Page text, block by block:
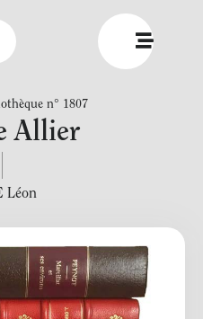
n° 1807
Allier
Léon